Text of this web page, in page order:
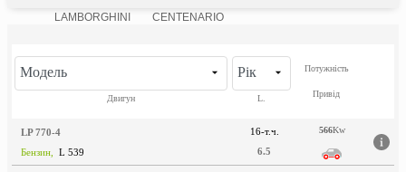
LAMBORGHINI CENTENARIO
Модель
Двигун
Рік
L.
Потужність
Привід
LP 770-4
Бензин,
L 539
16-т.ч.
6.5
566Kw